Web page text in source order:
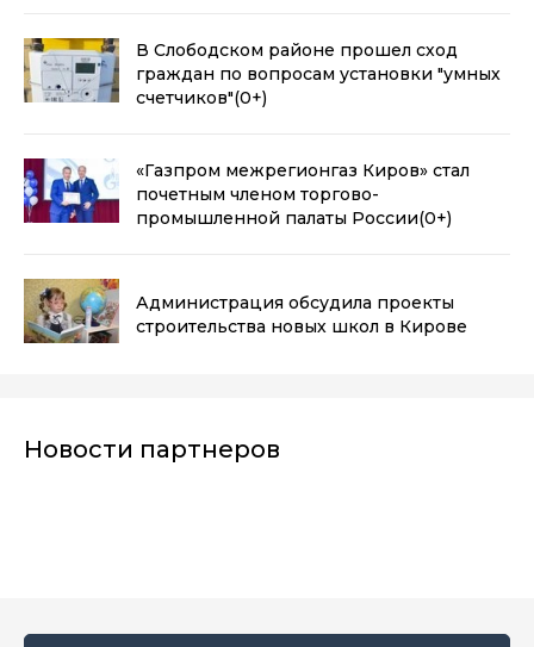
В Слободском районе прошел сход
граждан по вопросам установки "умных
счетчиков"(0+)
«Газпром межрегионгаз Киров» стал
почетным членом торгово-
промышленной палаты России(0+)
Администрация обсудила проекты
строительства новых школ в Кирове
Новости партнеров